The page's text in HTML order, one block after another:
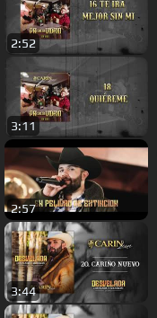
2:52
3:11
2:57
3:44